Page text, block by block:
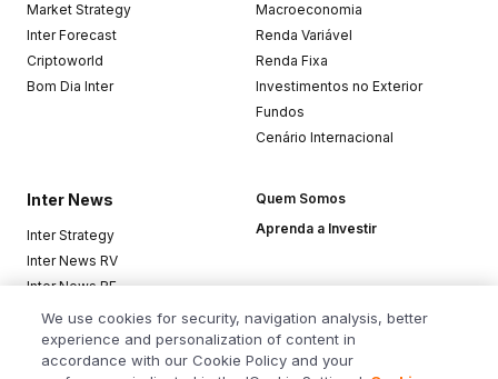
Market Strategy
Inter Forecast
Criptoworld
Bom Dia Inter
Macroeconomia
Renda Variável
Renda Fixa
Investimentos no Exterior
Fundos
Cenário Internacional
Inter News
Inter Strategy
Inter News RV
Inter News RF
Top Funds
Quem Somos
Aprenda a Investir
We use cookies for security, navigation analysis, better
experience and personalization of content in
accordance with our Cookie Policy and your